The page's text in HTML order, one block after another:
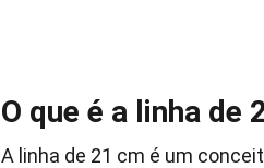
O que é a linha de
A linha de 21 cm é um